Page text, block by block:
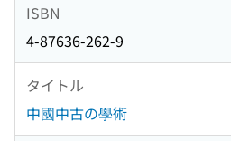
ISBN
4-87636-262-9
タイトル
中國中古の學術